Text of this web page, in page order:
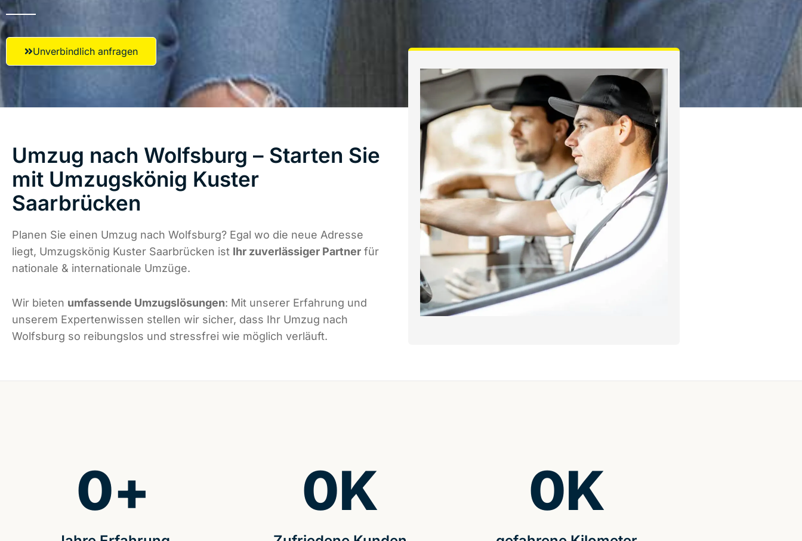
Unverbindlich anfragen
Umzug nach Wolfsburg – Starten Sie
mit Umzugskönig Kuster
Saarbrücken
Planen Sie einen Umzug nach Wolfsburg? Egal wo die neue Adresse
liegt, Umzugskönig Kuster Saarbrücken ist Ihr zuverlässiger Partner für
nationale & internationale Umzüge.
Wir bieten umfassende Umzugslösungen: Mit unserer Erfahrung und
unserem Expertenwissen stellen wir sicher, dass Ihr Umzug nach
Wolfsburg so reibungslos und stressfrei wie möglich verläuft.
0+ 0K 0K